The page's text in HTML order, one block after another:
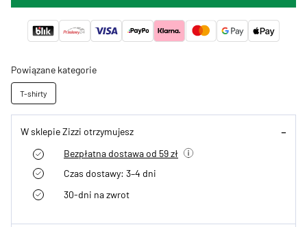
Powiązane kategorie
T-shirty
W sklepie Zizzi otrzymujesz
Bezpłatna dostawa od 59 zł
Czas dostawy: 3–4 dni
30-dni na zwrot